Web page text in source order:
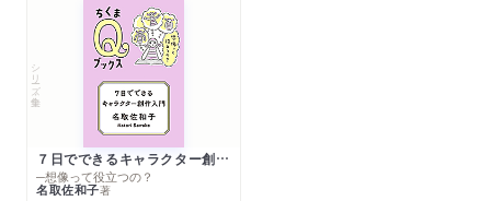
シリーズ・全集
７日でできるキャラクター創作入門
─想像って役立つの？
名取佐和子著